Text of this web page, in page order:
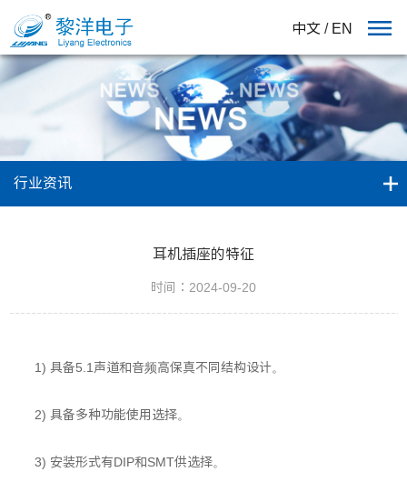
中文 / EN
行业资讯
耳机插座的特征
时间：2024-09-20
1) 具备5.1声道和音频高保真不同结构设计。
2) 具备多种功能使用选择。
3) 安装形式有DIP和SMT供选择。